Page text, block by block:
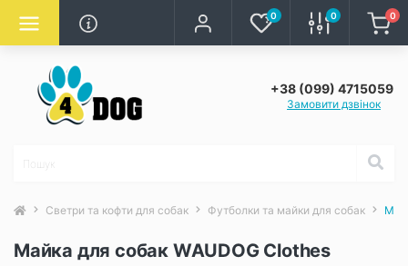
0 0 0
+38 (099) 4715059
Замовити дзвінок
Светри та кофти для собак Футболки та майки для собак
Майка для собак WAUDOG Clothes